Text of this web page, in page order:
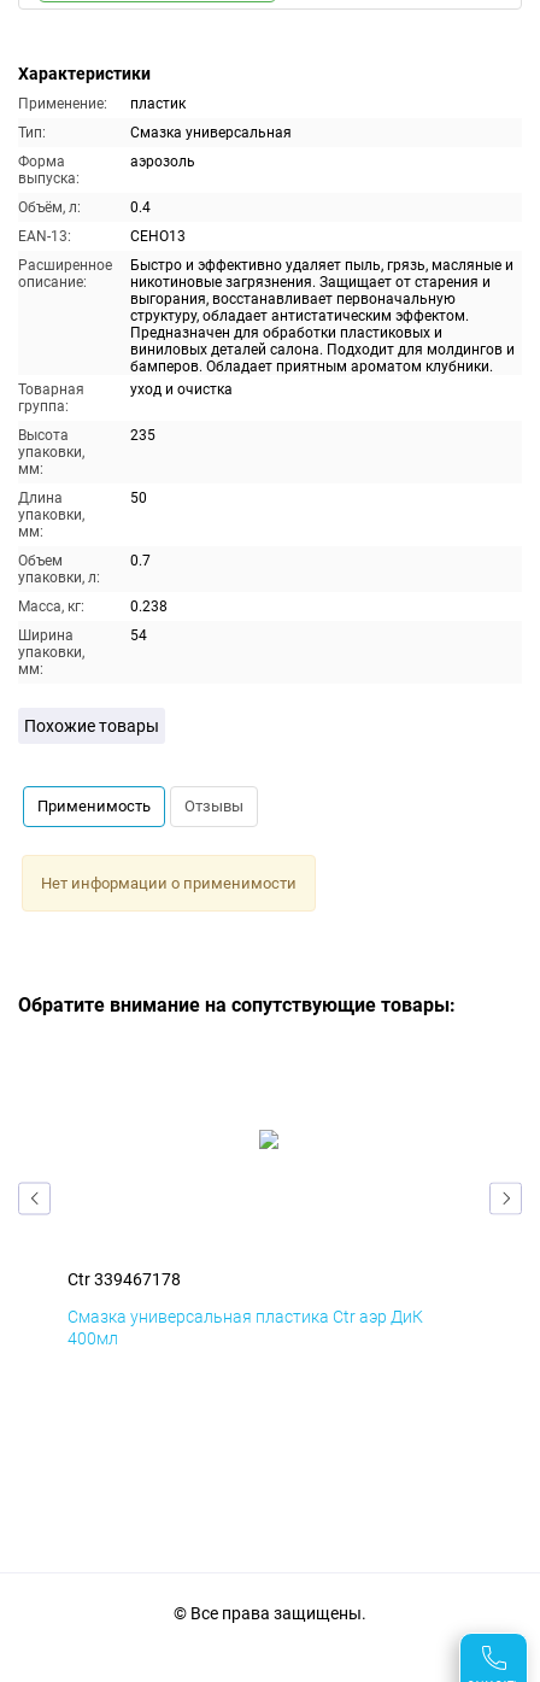
Характеристики
Применение:
пластик
Тип:
Смазка универсальная
Форма
выпуска:
аэрозоль
Объём, л:
0.4
EAN-13:
CEHO13
Расширенное
описание:
Быстро и эффективно удаляет пыль, грязь, масляные и
никотиновые загрязнения. Защищает от старения и
выгорания, восстанавливает первоначальную
структуру, обладает антистатическим эффектом.
Предназначен для обработки пластиковых и
виниловых деталей салона. Подходит для молдингов и
бамперов. Обладает приятным ароматом клубники.
Товарная
группа:
уход и очистка
Высота
упаковки,
мм:
235
Длина
упаковки,
мм:
50
Объем
упаковки, л:
0.7
Масса, кг:
0.238
Ширина
упаковки,
мм:
54
Похожие товары
Применимость Отзывы
Нет информации о применимости
Обратите внимание на сопутствующие товары:
Ctr 339467178
Смазка универсальная пластика Ctr аэр ДиК
400мл
© Все права защищены.